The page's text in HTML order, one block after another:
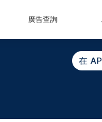
廣告查詢
在